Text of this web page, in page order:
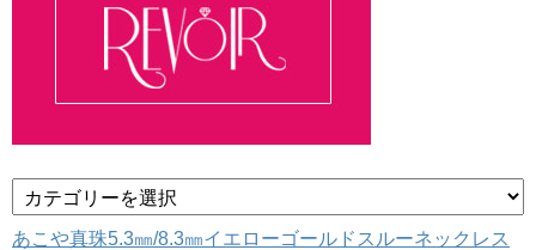
テ
ゴ
あこや真珠5.3㎜/8.3㎜イエローゴールドスルーネックレス